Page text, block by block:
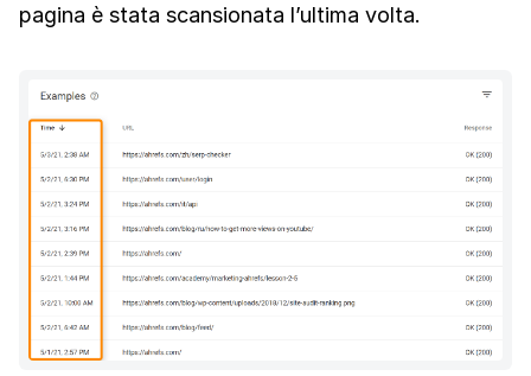
pagina è stata scansionata l’ultima volta.